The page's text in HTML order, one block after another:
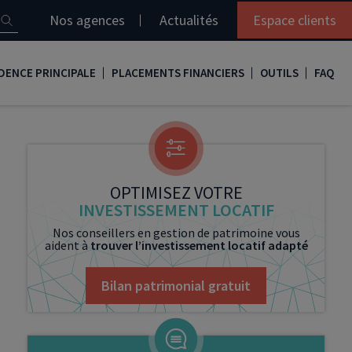
Nos agences Actualités Espace clients
PRINCIPALE
de prêt immobilier
son crédit immobilier
PLACEMENTS FINANCIERS
PEA
Loi Madelin
SCPI
OUTILS
Simulation loi Denormandie
Comment réaliser son bilan patrimonial ?
Le guide de la loi Denormandie 2026
Simulation prêt immobilier
Nos vidéos
Nos Podcasts
FAQ
OPTIMISEZ VOTRE
INVESTISSEMENT LOCATIF
Nos conseillers en gestion de patrimoine vous
aident àtrouver l’investissement locatif adapté
Bilan patrimonial gratuit